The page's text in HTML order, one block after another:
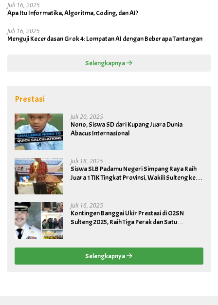
Juli 16, 2025
Apa Itu Informatika, Algoritma, Coding, dan AI?
Juli 16, 2025
Menguji Kecerdasan Grok 4: Lompatan AI dengan Beberapa Tantangan
Selengkapnya
Prestasi
Juli 20, 2025
Nono, Siswa SD dari Kupang Juara Dunia
Abacus Internasional
Juli 18, 2025
Siswa SLB Padamu Negeri Simpang Raya Raih
Juara 1 TIK Tingkat Provinsi, Wakili Sulteng ke
Juli 16, 2025
Kontingen Banggai Ukir Prestasi di O2SN
Sulteng 2025, Raih Tiga Perak dan Satu
Selengkapnya